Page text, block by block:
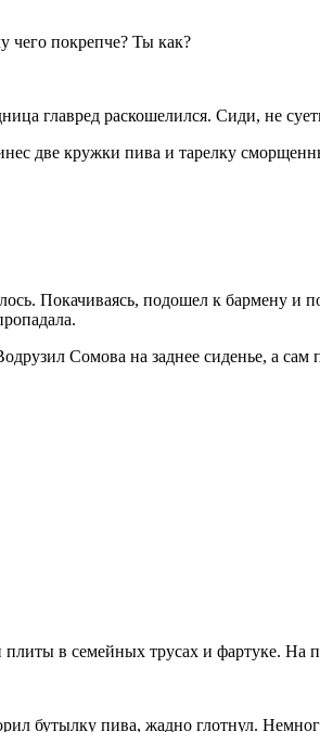
чего покрепче? Ты как?
главред раскошелился. Сиди, не
две кружки пива и тарелку
Покачиваясь, подошел к бармену и
Сомова на заднее сиденье, а сам
в семейных трусах и фартуке. На
бутылку пива, жадно глотнул.